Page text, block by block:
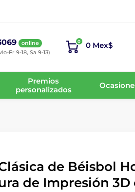
online
Fr 9-18, Sa 9-13)
0 0 Mex$
Premios
personalizados
de Béisbol
de Impresión 3D